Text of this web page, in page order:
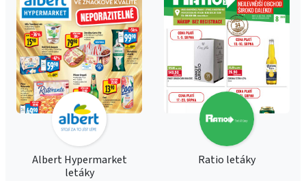
Albert Hypermarket
letáky
Ratio letáky